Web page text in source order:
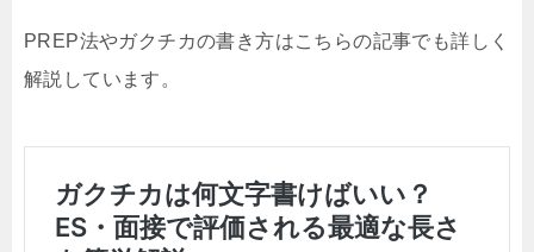
PREP法やガクチカの書き方はこちらの記事でも詳しく
解説しています。